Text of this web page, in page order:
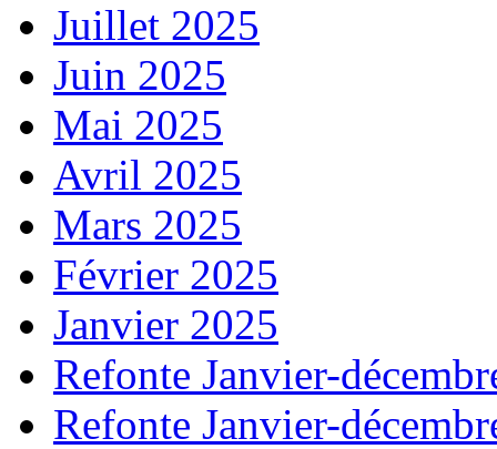
Juillet 2025
Juin 2025
Mai 2025
Avril 2025
Mars 2025
Février 2025
Janvier 2025
Refonte Janvier-
Refonte Janvier-